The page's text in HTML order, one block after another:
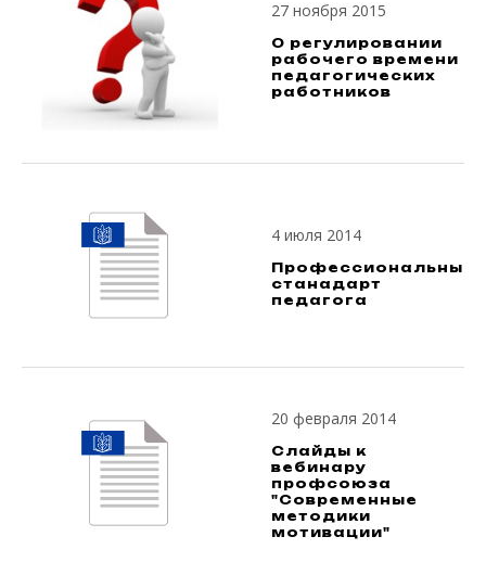
27 ноября 2015
О регулировании
рабочего времени
педагогических
работников
4 июля 2014
Профессиональный
станадарт
педагога
20 февраля 2014
Слайды к
вебинару
профсоюза
"Современные
методики
мотивации"